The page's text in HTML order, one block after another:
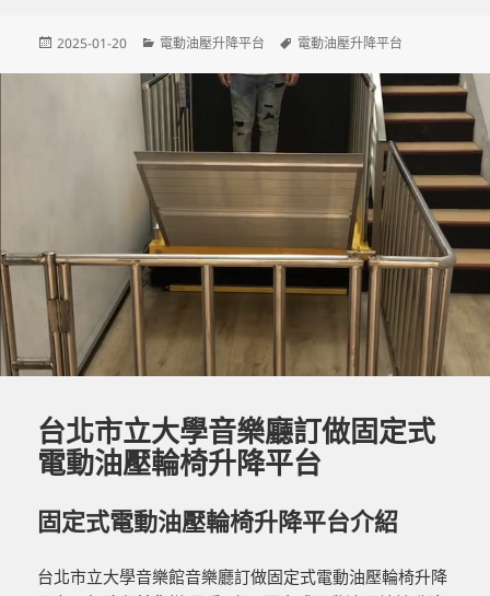
c
e
b
o
o
k
e se
n
nt
發
2025-01-20
分
電動油壓升降平台
標
電動油壓升降平台
台北市立大學音樂廳訂做固定式
電動油壓輪椅升降平台
固定式電動油壓輪椅升降平台介紹
台北市立大學音樂館音樂廳訂做固定式電動油壓輪椅升降